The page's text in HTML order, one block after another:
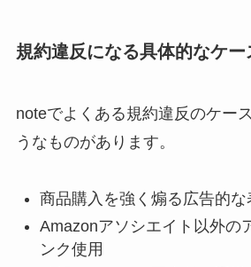
規約違反になる具体的なケー
noteでよくある規約違反のケー
うなものがあります。
商品購入を強く煽る広告的な
Amazonアソシエイト以外の
ンク使用